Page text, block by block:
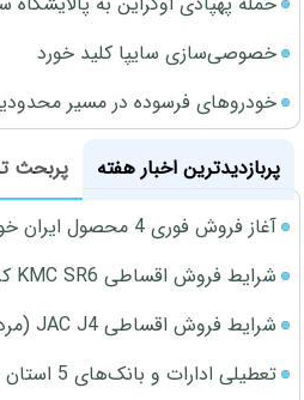
خصوصی‌سازی سایپا کلید خورد
خودروهای فرسوده در مسیر
پربازدیدترین اخبار هفته
پربحث
آغاز فروش فوری 4 محصول ایران خودرو در نمایندگی‌ها
شرایط فروش اقساطی KMC SR6 کرمان موتور اعلام شد
شرایط فروش اقساطی JAC J4 (مرداد 1405)
تعطیلی ادارات و بانک‌های 5 استان در روز چهارشنبه